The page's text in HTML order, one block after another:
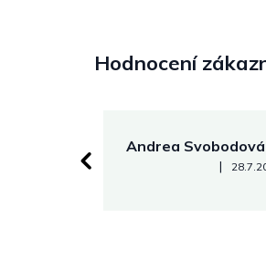
Hodnocení
Andrea Svobodová
Hodnocení obchodu
|